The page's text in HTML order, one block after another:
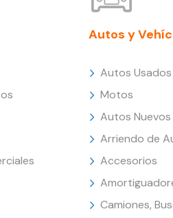
Autos y
Autos Usados
Motos
Autos Nuevos
Arriendo de
Accesorios
Camiones,